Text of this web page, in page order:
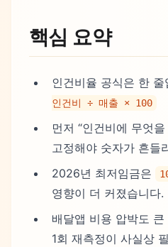
핵심 요약
인건비율 공식은 한 줄
인건비 ÷ 매출 × 100
먼저 “인건비에 무엇
고정해야 숫자가 흔들
2026년 최저임금은
영향이 더 커졌습니다.
배달앱 비용 압박도
1회 재측정이 사실상